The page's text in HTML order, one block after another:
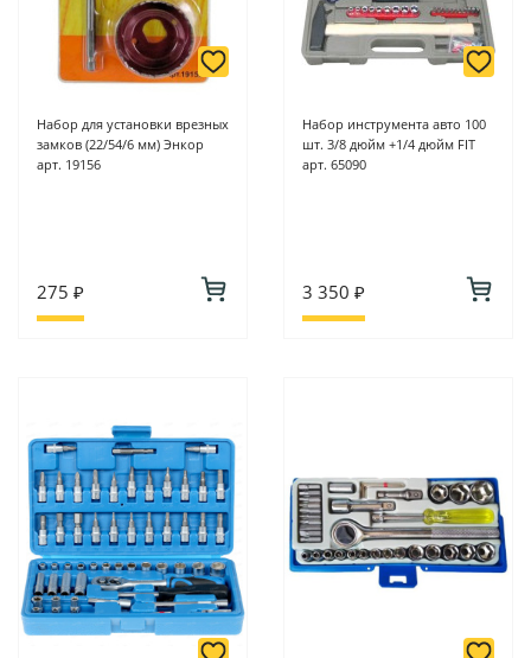
Набор для установки врезных
замков (22/54/6 мм) Энкор
арт. 19156
275 ₽
Набор инструмента авто 100
шт. 3/8 дюйм +1/4 дюйм FIT
арт. 65090
3 350 ₽